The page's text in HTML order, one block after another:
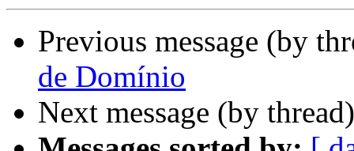
Previous message (by
de Domínio
Next message (by